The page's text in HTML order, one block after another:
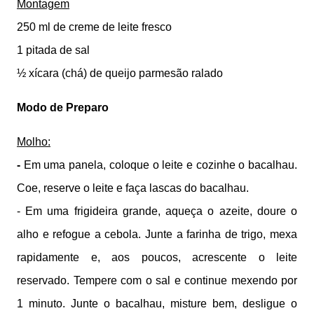
Montagem
250 ml de creme de leite fresco
1 pitada de sal
½ xícara (chá) de queijo parmesão ralado
Modo de Preparo
Molho:
- Em uma panela, coloque o leite e cozinhe o bacalhau.
Coe, reserve o leite e faça lascas do bacalhau.
- Em uma frigideira grande, aqueça o azeite, doure o
alho e refogue a cebola. Junte a farinha de trigo, mexa
rapidamente e, aos poucos, acrescente o leite
reservado. Tempere com o sal e continue mexendo por
1 minuto. Junte o bacalhau, misture bem, desligue o